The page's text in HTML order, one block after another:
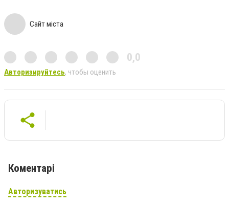
Сайт міста
0,0
Авторизируйтесь, чтобы оценить
Коментарі
Авторизуватись